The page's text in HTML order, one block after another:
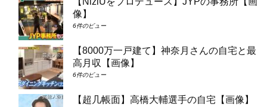
像】
6件のビュー
【8000万一戸建て】神奈月さんの自宅と最
高月収【画像】
6件のビュー
【超几帳面】高橋大輔選手の自宅【画像】